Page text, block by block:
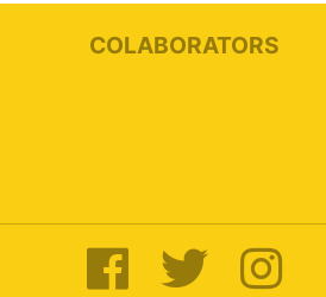
COLABORATORS